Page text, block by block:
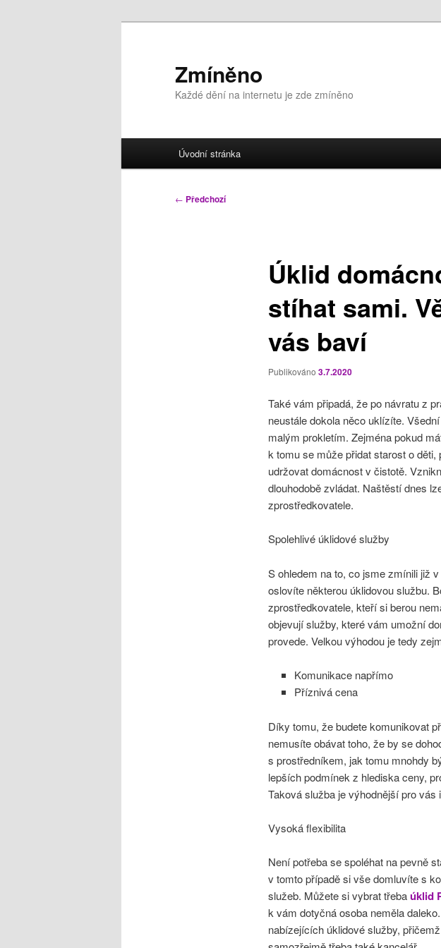
Zmíněno
Každé dění na internetu je zde zmíněno
Úvodní stránka
Navigace
← Předchozí
Úklid
stíhat sami.
vás baví
Publikováno 3.7.2020
Také vám připadá, že po návratu z
neustále dokola něco uklízíte.
malým prokletím. Zejména pokud
k tomu se může přidat starost o
udržovat domácnost v čistotě.
dlouhodobě zvládat. Naštěstí dnes
zprostředkovatele.
Spolehlivé úklidové služby
S ohledem na to, co jsme zmínili již
oslovíte některou úklidovou službu.
zprostředkovatele, kteří si berou
objevují služby, které vám umožní
provede. Velkou výhodou je tedy
Komunikace napřímo
Příznivá cena
Díky tomu, že budete komunikovat
nemusíte obávat toho, že by se
s prostředníkem, jak tomu mnohdy
lepších podmínek z hlediska ceny,
Taková služba je výhodnější pro
Vysoká flexibilita
Není potřeba se spoléhat na pevně
v tomto případě si vše domluvíte s
služeb. Můžete si vybrat třebaúklid
k vám dotyčná osoba neměla
nabízejících úklidové služby,